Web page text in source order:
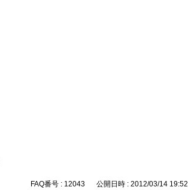
FAQ番号 : 12043 公開日時 : 2012/03/14 19:52